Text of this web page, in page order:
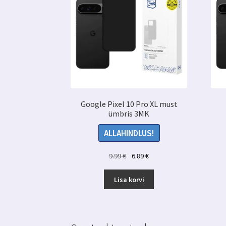
Google Pixel 10 Pro XL must
ümbris 3MK
ALLAHINDLUS!
9.99€
Algne
oli:
9.99 €.
6.89€Praegune
6.89 €.
Lisa korvi